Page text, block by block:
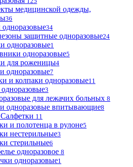
медицинской одежды,
36
34
защитные одноразовые24
одноразовые1
одноразовые5
для роженицы4
одноразовые7
и колпаки одноразовые11
3
для лежачих больных 8
одноразовые впитывающие8
11
и полотенца в рулоне5
нестерильные3
стерильные6
одноразовое 8
одноразовые1